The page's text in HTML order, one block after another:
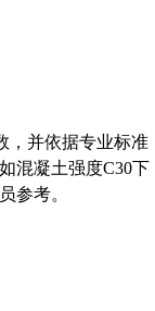
，并依据专业标准
混凝土强度C30下
参考。